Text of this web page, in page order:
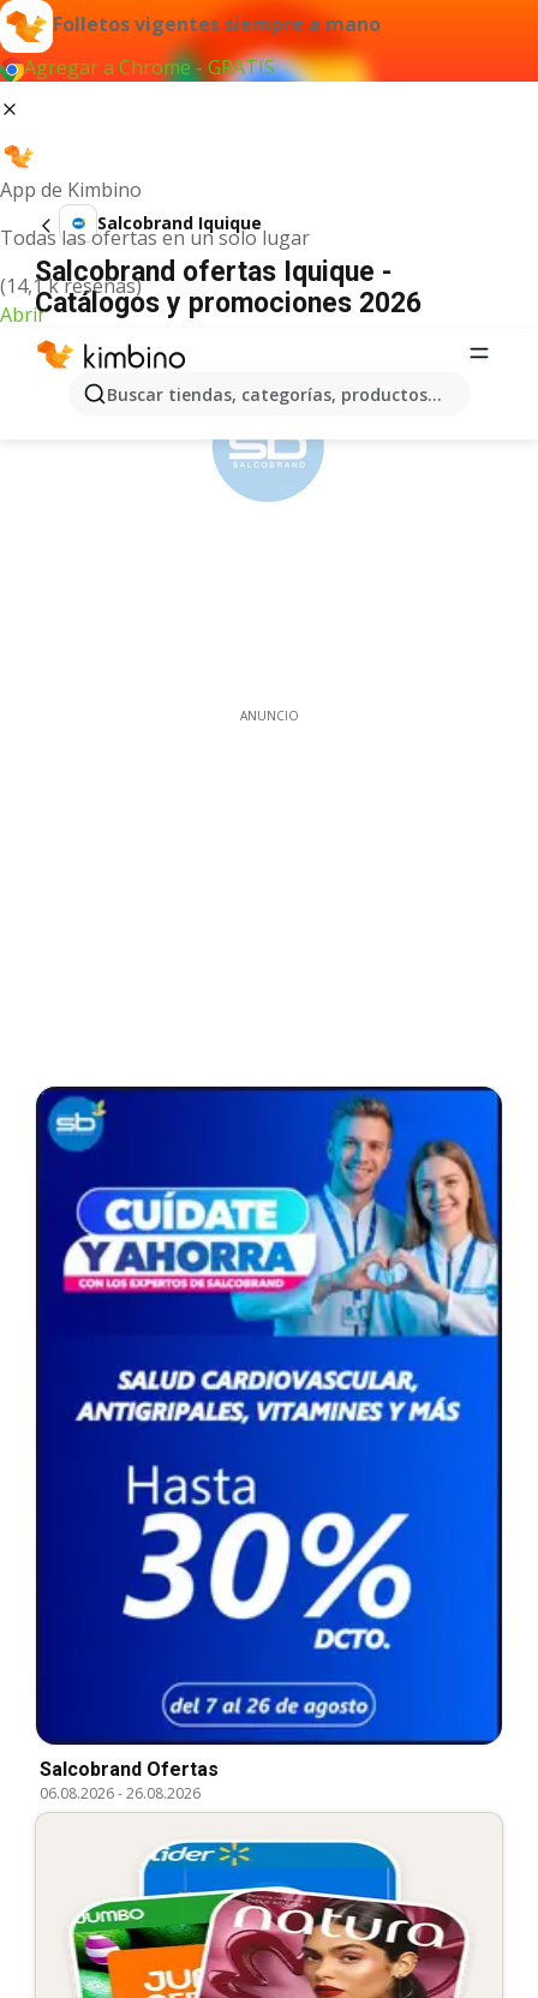
Folletos vigentes siempre a mano
Agregar a Chrome - GRATIS
App de Kimbino
Todas las ofertas en un solo lugar
(14,1 k reseñas)
Abrir
Buscar tiendas, categorías, productos...
Salcobrand Iquique
Salcobrand ofertas Iquique -
Catálogos y promociones 2026
ANUNCIO
Salcobrand Ofertas
06.08.2026-26.08.2026